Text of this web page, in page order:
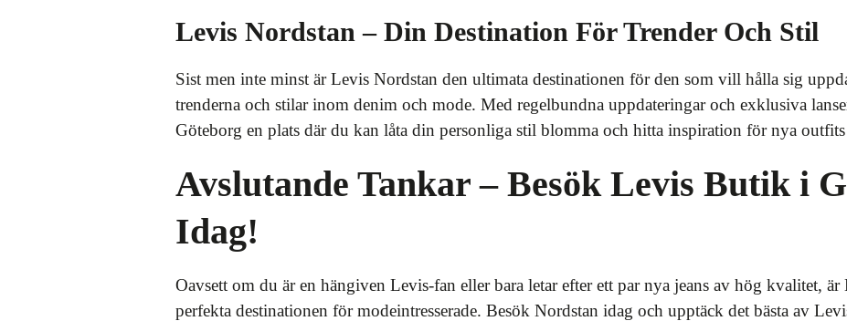
Levis Nordstan – Din Destination För Trender Och Stil
Sist men inte minst är Levis Nordstan den ultimata destinationen för den som vill hålla sig
trenderna och stilar inom denim och mode. Med regelbundna uppdateringar och exklusiva
Göteborg en plats där du kan låta din personliga stil blomma och hitta inspiration för nya
Avslutande Tankar – Besök Levis Butik i
Idag!
Oavsett om du är en hängiven Levis-fan eller bara letar efter ett par nya jeans av hög kvalitet,
perfekta destinationen för modeintresserade. Besök Nordstan idag och upptäck det bästa av